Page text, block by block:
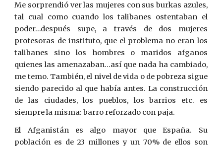
Me sorprendió ver las mujeres con sus burkas azules,
tal cual como cuando los talibanes ostentaban el
poder…después supe, a través de dos mujeres
profesoras de instituto, que el problema no eran los
talibanes sino los hombres o maridos afganos
quienes las amenazaban…así que nada ha cambiado,
me temo. También, el nivel de vida o de pobreza sigue
siendo parecido al que había antes. La construcción
de las ciudades, los pueblos, los barrios etc. es
siempre la misma: barro reforzado con paja.
El Afganistán es algo mayor que España. Su
población es de 23 millones y un 70% de ellos son